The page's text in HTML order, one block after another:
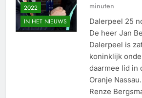
2022
IN HET NIEUWS
minuten
Dalerpeel 25
De heer Jan
Dalerpeel is
koninklijk
daarmee lid in
Oranje
Renze